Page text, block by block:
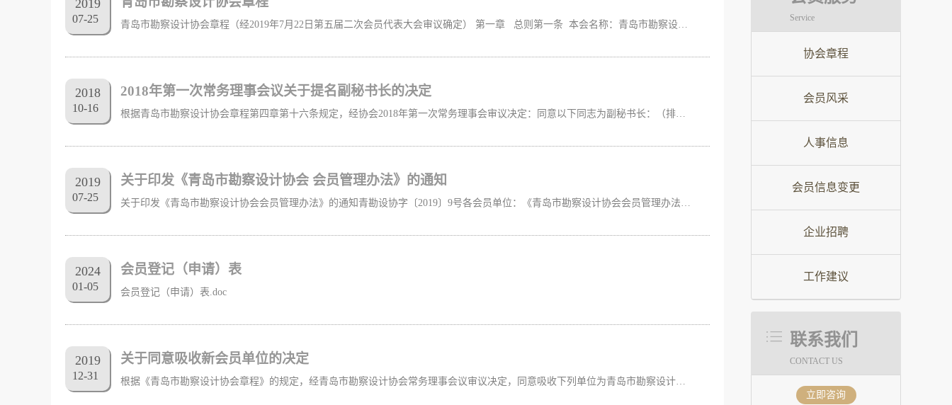
Service
协会章程
会员风采
人事信息
会员信息变更
企业招聘
工作建议
联系我们
CONTACT US
立即咨询
2019
07-25 青岛市勘察设计协会章程（经2019年7月22日第五届二次会员代表大会审议确定） 第一章 总则第一条 本会名称：青岛市勘察设计协会。英文译名：Qingdao Association of Investigation and Design，缩写：QAID。第二条 本会的性质：协会的性质是由本市（包括驻青、入青）建设工程勘察设计咨询单位自愿结成的行业性、非营利性的社会团体。第三条 本会作为单位会员加入外国或者国际非营利组织，需经本会常务理事会表决通过，按照国家有关外事工作的规定审批后，报业务主管单位和社团登记管理机关备案。第四条 本会的业务主管单位是青岛市住房和城乡建设局；社团登记管理机关是青岛市民政局。本会接受业务主管单位的业务指导和社团登记管理机关的监督管理。第五条 本会的住所：青岛市市南区宁夏路288号1号楼甲，邮政编码：266071。第二章 宗旨和业务范围第六条 本会的宗旨：遵守宪法、法律、法规和国家政策，遵守社会道德，坚持为政府主管部门当好参谋，坚持为会员单位服务，坚持改革，加强行业管理，维护行业利益，充分发挥会员单位的积极性，推动勘察设计事业的发展和进步，为全市现代化建设作出贡献。本会遵守下列规定： （一）不利用制定行业规则或者其他方式垄断市场，妨碍公平竞争，损害消费者、非会员的合法权益或者社会公共利益； （二）不采取维持价格、市场分割等方式限制会员开展正当的经营活动或者参与其他社会活动；（三）不在会员之间实施歧视性待遇； （四）不违反法律、法规和章程的规定向会员收费或者摊派； （五）未经法律、法规授权或者委托，不行使公共行政管理职能； （六）不实施法律、法规禁止的其他行为。第七...
2018
10-16
2018年第一次常务理事会议关于提名副秘书长的决定
根据青岛市勘察设计协会章程第四章第十六条规定，经协会2018年第一次常务理事会审议决定：同意以下同志为副秘书长：（排名不分先后）赵 星 青岛市勘察设计协会技术咨询部副主任李 鹏 青岛勘察测绘研究院经营部副部长于 波 青岛市建筑设计研究院经营部部长卢 婷 青岛腾远设计事务所有限公司知识品牌部总监倪 超 青岛北洋建筑设计有限公司副主任工程师于秀欣 青岛市政工程设计院院长助理 青岛市勘察设计协会二○一八年九月二十八日 青岛市勘察设计协会2018年第一次常务理事会副秘书长提名人简介 赵星 1984年生人，男，汉族。2007年3月进入青岛市勘察设计协会技术咨询部协助基坑评审工作，现任青岛市勘察设计协会技术咨询部副主任。多年工作中评审完成了基坑设计项目1000余个，同时，协助建管局完成项目抢险，提供技术支持，多次协助组织完成了青岛市年底优秀勘察设计评选会议。 李鹏 男，中共党员。2000年7月-2001年7月任中铁十三局道桥施工技术员，2001年7月-2002年9月任青岛海容房地产公司项目管理员，2002年9月-2010年5月任勘察院岩土公司项目经理、工程一部部长，2010年5月-2012年3月任青岛勘察测绘研究院经营...
2019
07-25
关于印发《青岛市勘察设计协会 会员管理办法》的通知
关于印发《青岛市勘察设计协会会员管理办法》的通知青勘设协字〔2019〕9号各会员单位：《青岛市勘察设计协会会员管理办法》已经协会第五届二次会员代表大会审议通过，现印发给各会员单位，请认真遵照执行。 附件：《青岛市勘察设计协会会员管理办法》 青岛市勘察设计协会 2019年7月23日附件：青岛市勘察设计协会会员管理办法 第一章 总 则第一条 为了充分发挥青岛市勘察设计协会组织的作用，规范会员的发展和管理，增强协会的凝聚力，促进行业发展根据国家有关规定和《青岛市勘察设计协会章程》，制定本办法。第二条 青岛市勘察设计协会会员须遵守本会章程，认真履行义务，同时享有相应的权利。 第二章 会员发展第三条 入会条件（一）根据《青岛市勘察设计协会章程》规定：凡拥护本会章程，有意愿加入本会的本市(包括驻青、...
2024
01-05
会员登记（申请）表
会员登记（申请）表.doc
2019
12-31
关于同意吸收新会员单位的决定
根据《青岛市勘察设计协会章程》的规定，经青岛市勘察设计协会常务理事会议审议决定，同意吸收下列单位为青岛市勘察设计协会会员：中铁一院集团山东建筑设计院有限公司上海市政工程设计研究总院(集团)有限公司北京中健和华建筑设计有限公司北京中环世纪工程设计有限责任公司青岛分公司广州山水比德设计股份有限公司山东分公司青岛拓界建筑设计有限公司青岛恒源新电力设计院有限公司山东建元工程检测鉴定有限公司山东绿城青和建筑设计有限公司北京世纪千府国际工程设计有限公司青岛方华营造分公司磐石(青岛)装配式建筑科技有限公司山东正维勘察测绘有限公司青岛博海建设集团有限公司北京云翔建筑设计有限公司北京东方华脉工程设计有限公司上海精典规划建筑设计有限公司（排名不分先后） 2019年12月27日